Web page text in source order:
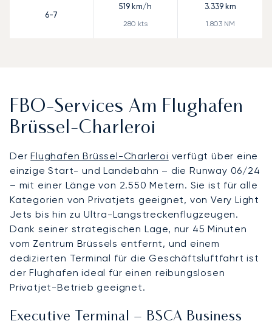
6-7
519 km/h
280 kts
3.339km
1.803NM
FBO-Services Am Flughafen
Brüssel-Charleroi
DerFlughafen Brüssel-Charleroi verfügt über eine
einzige Start- und Landebahn – die Runway 06/24
– mit einer Länge von 2.550 Metern. Sie ist für alle
Kategorien von Privatjets geeignet, von Very Light
Jets bis hin zu Ultra-Langstreckenflugzeugen.
Dank seiner strategischen Lage, nur 45 Minuten
vom Zentrum Brüssels entfernt, und einem
dedizierten Terminal für die Geschäftsluftfahrt ist
der Flughafen ideal für einen reibungslosen
Privatjet-Betrieb geeignet.
Executive Terminal – BSCA Business